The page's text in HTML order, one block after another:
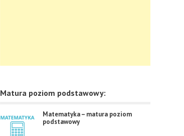
Matura poziom podstawowy:
Matematyka – matura poziom
podstawowy